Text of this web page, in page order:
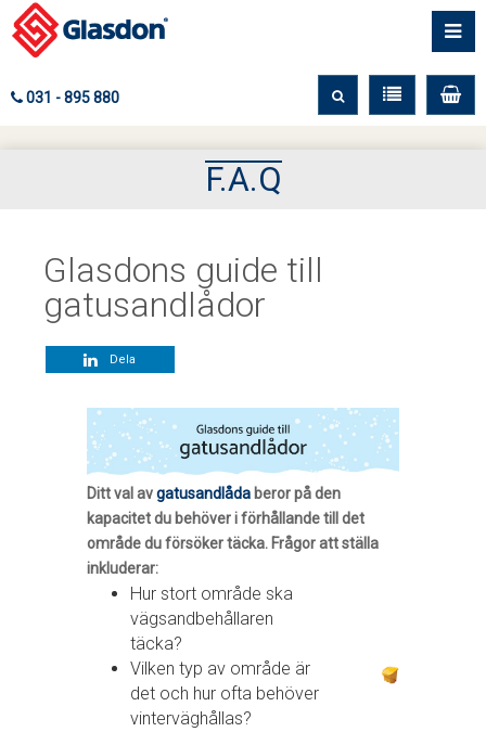
031 - 895 880
F.A.Q
Glasdons guide till
gatusandlådor
Dela
Ditt val avgatusandlåda beror på den
kapacitet du behöver i förhållande till det
område du försöker täcka. Frågor att ställa
inkluderar:
Hur stort område ska
vägsandbehållaren
täcka?
Vilken typ av område är
det och hur ofta behöver
vinterväghållas?